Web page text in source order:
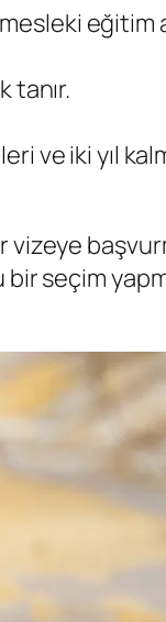
tanır.
ve iki yıl
seçim